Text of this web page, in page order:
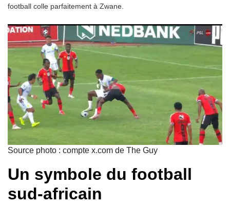
football colle parfaitement à Zwane.
Source photo : compte x.com de The Guy
Un symbole du football
sud-africain